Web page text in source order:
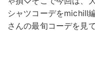
シャツコーデをmichill
さんの最旬コーデを見